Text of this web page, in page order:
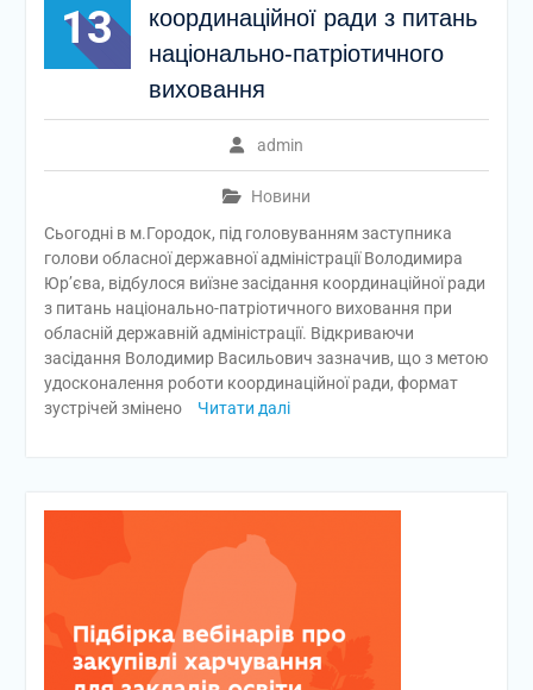
13
координаційної ради з питань
національно-патріотичного
виховання
admin
Новини
Сьогодні в м.Городок, під головуванням заступника
голови обласної державної адміністрації Володимира
Юр’єва, відбулося виїзне засідання координаційної ради
з питань національно-патріотичного виховання при
обласній державній адміністрації. Відкриваючи
засідання Володимир Васильович зазначив, що з метою
удосконалення роботи координаційної ради, формат
зустрічей змінено
Читати далі